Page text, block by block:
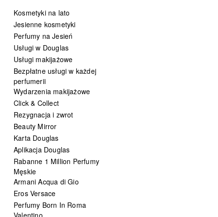
Kosmetyki na lato
Jesienne kosmetyki
Perfumy na Jesień
Usługi w Douglas
Usługi makijażowe
Bezpłatne usługi w każdej
perfumerii
Wydarzenia makijażowe
Click & Collect
Rezygnacja i zwrot
Beauty Mirror
Karta Douglas
Aplikacja Douglas
Rabanne 1 Million Perfumy
Męskie
Armani Acqua di Gio
Eros Versace
Perfumy Born In Roma
Valentino